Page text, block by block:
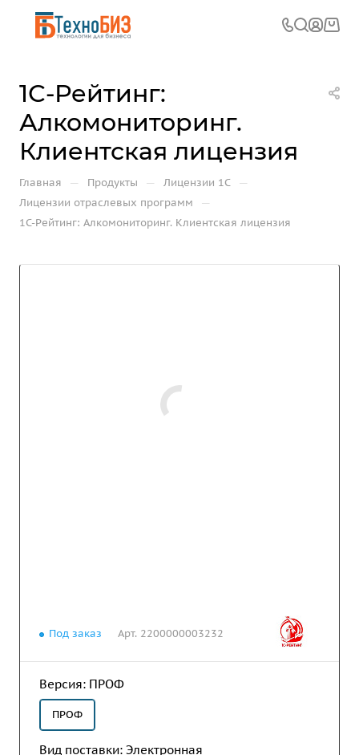
1С-Рейтинг:
Алкомониторинг.
Клиентская лицензия
Главная — Продукты — Лицензии 1С —
Лицензии отраслевых программ —
1С-Рейтинг: Алкомониторинг. Клиентская лицензия
Под заказ Арт. 2200000003232
Версия: ПРОФ
ПРОФ
Вид поставки: Электронная